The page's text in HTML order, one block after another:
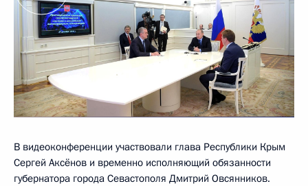
В видеоконференции участвовали глава Республики Крым
Сергей Аксёнов и временно исполняющий обязанности
губернатора города Севастополя Дмитрий Овсянников.